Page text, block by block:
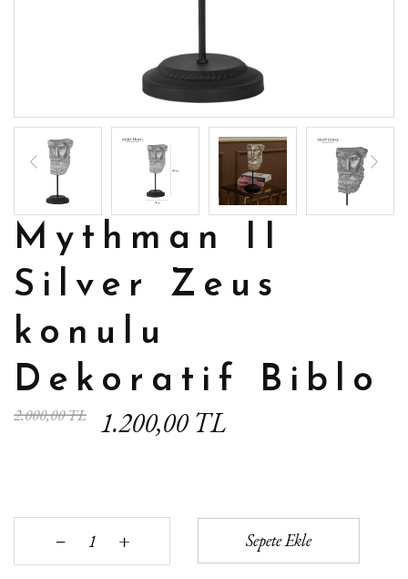
Mythman II
Silver Zeus
konulu
Dekoratif Biblo
2.000,00 TL 1.200,00 TL
‒ + Sepete Ekle